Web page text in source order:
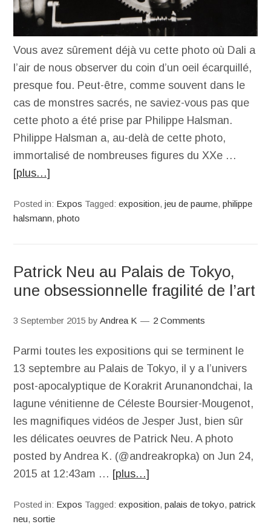
Vous avez sûrement déjà vu cette photo où Dali a
l’air de nous observer du coin d’un oeil écarquillé,
presque fou. Peut-être, comme souvent dans le
cas de monstres sacrés, ne saviez-vous pas que
cette photo a été prise par Philippe Halsman.
Philippe Halsman a, au-delà de cette photo,
immortalisé de nombreuses figures du XXe …
[plus…]
Posted in: Expos Tagged:exposition,jeu de paume,philippe
halsmann,photo
Patrick Neu au Palais de Tokyo,
une obsessionnelle fragilité de l’art
3 September 2015 byAndrea K 2 Comments
Parmi toutes les expositions qui se terminent le
13 septembre au Palais de Tokyo, il y a l’univers
post-apocalyptique de Korakrit Arunanondchai, la
lagune vénitienne de Céleste Boursier-Mougenot,
les magnifiques vidéos de Jesper Just, bien sûr
les délicates oeuvres de Patrick Neu. A photo
posted by Andrea K. (@andreakropka) on Jun 24,
2015 at 12:43am … [plus…]
Posted in: Expos Tagged:exposition,palais de tokyo,patrick
neu,sortie